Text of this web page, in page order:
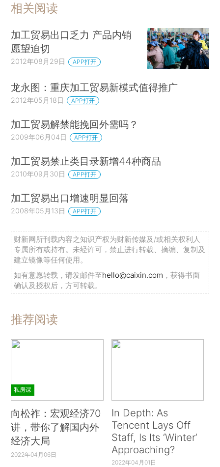
相关阅读
加工贸易出口乏力 产品内销
愿望迫切
2012年08月29日 APP打开
龙永图：重庆加工贸易新模式值得推广
2012年05月18日 APP打开
加工贸易解禁能挽回外需吗？
2009年06月04日 APP打开
加工贸易禁止类目录新增44种商品
2010年09月30日 APP打开
加工贸易出口增速明显回落
2008年05月13日 APP打开
财新网所刊载内容之知识产权为财新传媒及/或相关权利人
专属所有或持有。未经许可，禁止进行转载、摘编、复制及
建立镜像等任何使用。
如有意愿转载，请发邮件至hello@caixin.com ，获得书面
确认及授权后，方可转载。
推荐阅读
私房课
向松祚：宏观经济70
讲，带你了解国内外
经济大局
2022年04月06日
In Depth: As
Tencent Lays Off
Staff, Is Its ‘Winter’
Approaching?
2022年04月01日